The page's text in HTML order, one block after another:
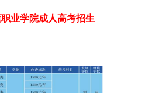
业学院成人高考招生